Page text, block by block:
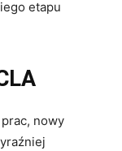
etapu
nowy